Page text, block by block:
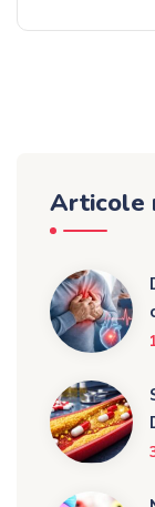
Articole